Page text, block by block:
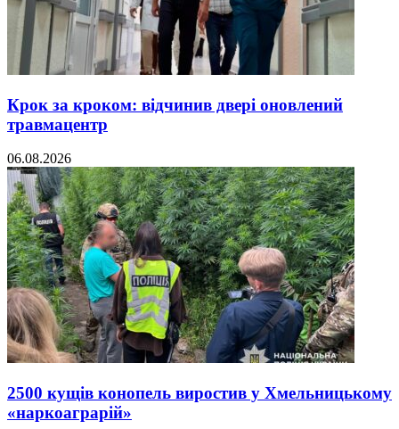
Крок за кроком: відчинив двері оновлений
травмацентр
06.08.2026
2500 кущів конопель виростив у Хмельницькому
«наркоаграрій»